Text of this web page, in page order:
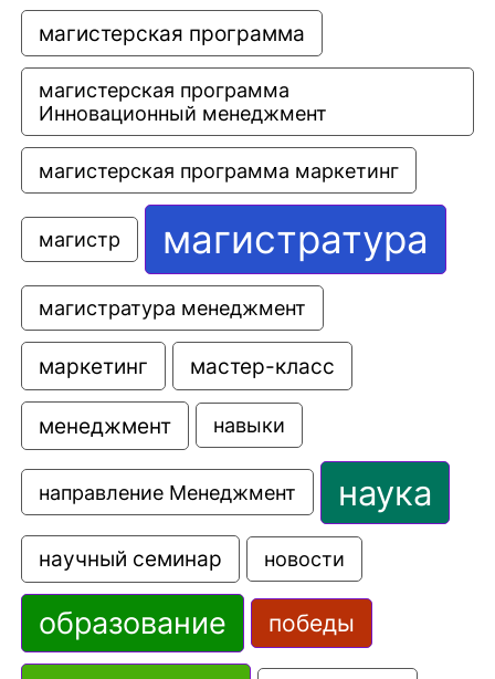
магистерская программа
магистерская программа
Инновационный менеджмент
магистерская программа маркетинг
магистр магистратура
магистратура менеджмент
маркетинг мастер-класс
менеджмент навыки
направление Менеджмент наука
научный семинар новости
образование победы